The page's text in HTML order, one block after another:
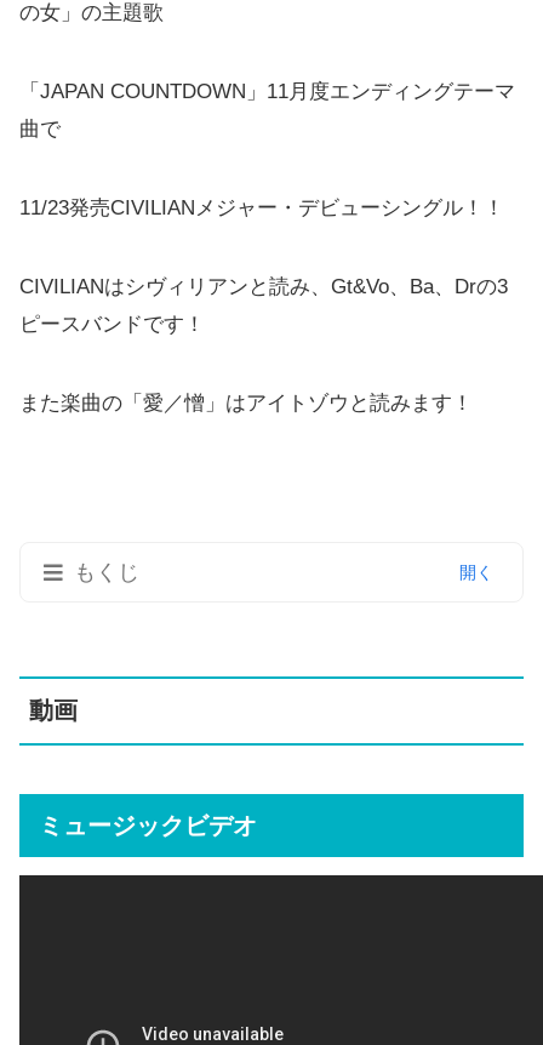
の女」の主題歌
「JAPAN COUNTDOWN」11月度エンディングテーマ
曲で
11/23発売CIVILIANメジャー・デビューシングル！！
CIVILIANはシヴィリアンと読み、Gt&Vo、Ba、Drの3
ピースバンドです！
また楽曲の「愛／憎」はアイトゾウと読みます！
もくじ
ミュージックビデオ
CD
動画
ミュージックビデオ